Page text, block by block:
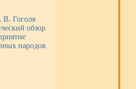
В. Гоголя
обзор
народов